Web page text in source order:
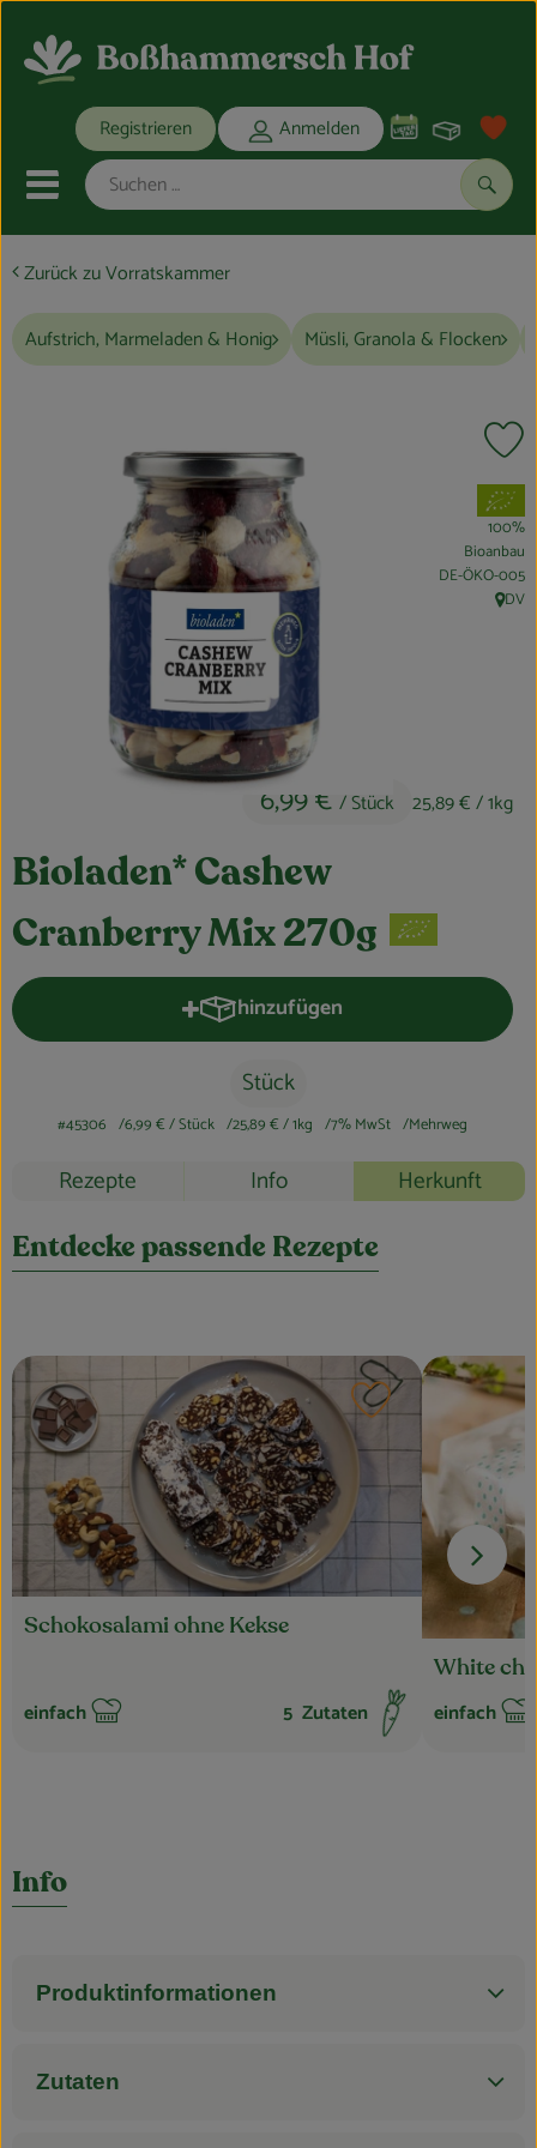
Registrieren Anmelden
Mobiles Menu öffnen oder
Bio-Kochkisten
ANGEBOTE
REGIONALES
Obst & Gemüse
Vorratskammer
Haus, Garten & Co.
So geht’s
Zurück zu Vorratskammer
Aufstrich, Marmeladen & Honig Müsli, Granola & Flocken
Bioladen* Cashew
Cranberry Mix 270g
6,99 € / Stück 25,89 €/ 1kg
, Verband:
100%
Bioanbau
, Kontrollstelle:
DE-ÖKO-005
,DV
hinzufügen
Produkt zum Warenkorb
Stück
#45306 6,99 €/ Stück 25,89 €/ 1kg 7% MwSt Mehrweg
Rezepte Info Herkunft
Entdecke passende Rezepte
Schokosalami ohne Kekse
Schwierigkeit:
einfach 5 Zutaten
Rezept zu
White
einfach
Info
Produktinformationen
Zutaten